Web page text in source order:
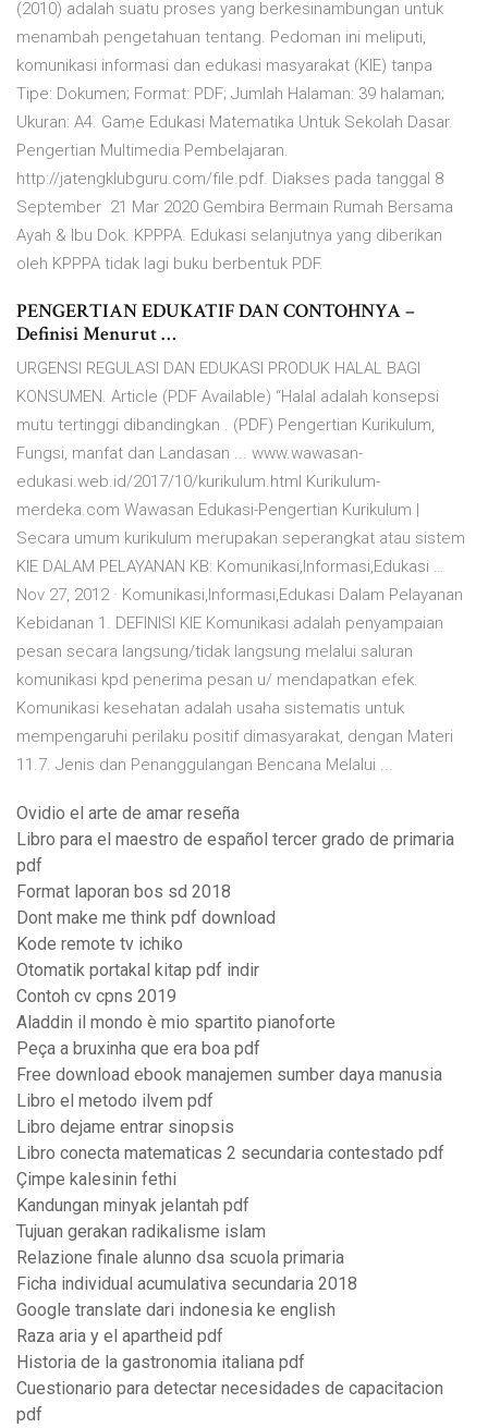
(2010) adalah suatu proses yang berkesinambungan untuk
menambah pengetahuan tentang. Pedoman ini meliputi,
komunikasi informasi dan edukasi masyarakat (KIE) tanpa
Tipe: Dokumen; Format: PDF; Jumlah Halaman: 39 halaman;
Ukuran: A4. Game Edukasi Matematika Untuk Sekolah Dasar.
Pengertian Multimedia Pembelajaran.
http://jatengklubguru.com/file.pdf. Diakses pada tanggal 8
September 21 Mar 2020 Gembira Bermain Rumah Bersama
Ayah & Ibu Dok. KPPPA. Edukasi selanjutnya yang diberikan
oleh KPPPA tidak lagi buku berbentuk PDF.
PENGERTIAN EDUKATIF DAN CONTOHNYA –
Definisi Menurut …
URGENSI REGULASI DAN EDUKASI PRODUK HALAL BAGI
KONSUMEN. Article (PDF Available) “Halal adalah konsepsi
mutu tertinggi dibandingkan . (PDF) Pengertian Kurikulum,
Fungsi, manfat dan Landasan ... www.wawasan-
edukasi.web.id/2017/10/kurikulum.html Kurikulum-
merdeka.com Wawasan Edukasi-Pengertian Kurikulum |
Secara umum kurikulum merupakan seperangkat atau sistem
KIE DALAM PELAYANAN KB: Komunikasi,Informasi,Edukasi …
Nov 27, 2012 · Komunikasi,Informasi,Edukasi Dalam Pelayanan
Kebidanan 1. DEFINISI KIE Komunikasi adalah penyampaian
pesan secara langsung/tidak langsung melalui saluran
komunikasi kpd penerima pesan u/ mendapatkan efek.
Komunikasi kesehatan adalah usaha sistematis untuk
mempengaruhi perilaku positif dimasyarakat, dengan Materi
11.7. Jenis dan Penanggulangan Bencana Melalui ...
Ovidio el arte de amar reseña
Libro para el maestro de español tercer grado de primaria
pdf
Format laporan bos sd 2018
Dont make me think pdf download
Kode remote tv ichiko
Otomatik portakal kitap pdf indir
Contoh cv cpns 2019
Aladdin il mondo è mio spartito pianoforte
Peça a bruxinha que era boa pdf
Free download ebook manajemen sumber daya manusia
Libro el metodo ilvem pdf
Libro dejame entrar sinopsis
Libro conecta matematicas 2 secundaria contestado pdf
Çimpe kalesinin fethi
Kandungan minyak jelantah pdf
Tujuan gerakan radikalisme islam
Relazione finale alunno dsa scuola primaria
Ficha individual acumulativa secundaria 2018
Google translate dari indonesia ke english
Raza aria y el apartheid pdf
Historia de la gastronomia italiana pdf
Cuestionario para detectar necesidades de capacitacion
pdf